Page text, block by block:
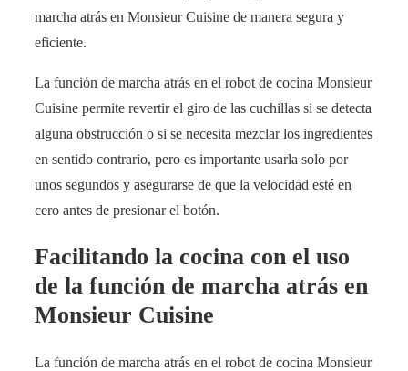
marcha atrás en Monsieur Cuisine de manera segura y
eficiente.
La función de marcha atrás en el robot de cocina Monsieur
Cuisine permite revertir el giro de las cuchillas si se detecta
alguna obstrucción o si se necesita mezclar los ingredientes
en sentido contrario, pero es importante usarla solo por
unos segundos y asegurarse de que la velocidad esté en
cero antes de presionar el botón.
Facilitando la cocina con el uso
de la función de marcha atrás en
Monsieur Cuisine
La función de marcha atrás en el robot de cocina Monsieur